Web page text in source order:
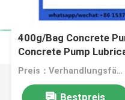
400g/Bag Concrete
Concrete Pump
Preis：Verhandlungsfähig
Bestpreis